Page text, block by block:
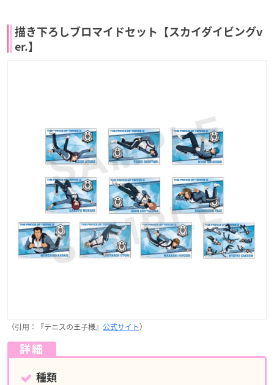
描き下ろしブロマイドセット【スカイダイビングv
er.】
（引用：『テニスの王子様』 公式サイト）
詳細
種類